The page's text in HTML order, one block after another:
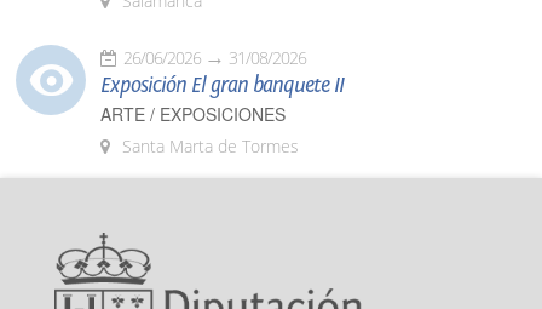
26/06/2026 31/08/2026
Exposición El gran banquete II
ARTE / EXPOSICIONES
Santa Marta de Tormes